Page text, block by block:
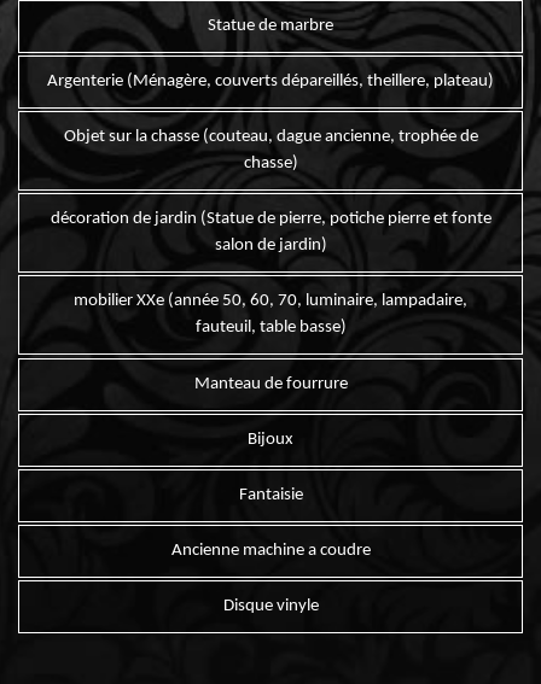
Statue de marbre
Argenterie (Ménagère, couverts dépareillés, theillere, plateau)
Objet sur la chasse (couteau, dague ancienne, trophée de
chasse)
décoration de jardin (Statue de pierre, potiche pierre et fonte
salon de jardin)
mobilier XXe (année 50, 60, 70, luminaire, lampadaire,
fauteuil, table basse)
Manteau de fourrure
Bijoux
Fantaisie
Ancienne machine a coudre
Disque vinyle